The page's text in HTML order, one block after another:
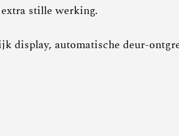
stille werking.
display, automatische deur-